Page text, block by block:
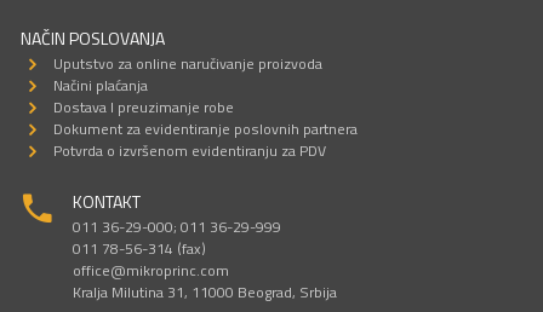
NAČIN POSLOVANJA
Uputstvo za online naručivanje proizvoda
Načini plaćanja
Dostava I preuzimanje robe
Dokument za evidentiranje poslovnih partnera
Potvrda o izvršenom evidentiranju za PDV
KONTAKT
011 36-29-000; 011 36-29-999
011 78-56-314 (fax)
office@mikroprinc.com
Kralja Milutina 31, 11000 Beograd, Srbija